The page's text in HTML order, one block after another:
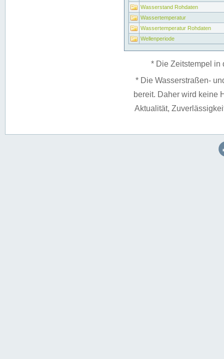
Wasserstand Rohdaten
Wassertemperatur
Wassertemperatur Rohdaten
Wellenperiode
* Die Zeitstempel in
* Die Wasserstraßen-
bereit. Daher wird keine
Aktualität,